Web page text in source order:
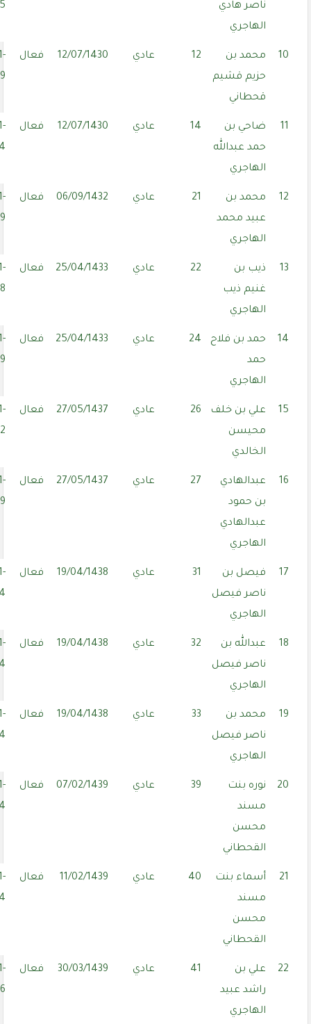
ناصر هادي
الهاجري
10
محمد بن
حزيم قشيم
قحطاني
12 عادي 12/07/1430 فعال
11
ضاحي بن
حمد عبدالله
الهاجري
14 عادي 12/07/1430 فعال
12
محمد بن
عبيد محمد
الهاجري
21 عادي 06/09/1432 فعال
13
ذيب بن
غنيم ذيب
الهاجري
22 عادي 25/04/1433 فعال
14
حمد بن فلاح
حمد
الهاجري
24 عادي 25/04/1433 فعال
15
علي بن خلف
محيسن
الخالدي
26 عادي 27/05/1437 فعال
16
عبدالهادي
بن حمود
عبدالهادي
الهاجري
27 عادي 27/05/1437 فعال
17
فيصل بن
ناصر فيصل
الهاجري
31 عادي 19/04/1438 فعال
18
عبدالله بن
ناصر فيصل
الهاجري
32 عادي 19/04/1438 فعال
19
محمد بن
ناصر فيصل
الهاجري
33 عادي 19/04/1438 فعال
20
نوره بنت
مسند
محسن
القحطاني
39 عادي 07/02/1439 فعال
21
أسماء بنت
مسند
محسن
القحطاني
40 عادي 11/02/1439 فعال
22
علي بن
راشد عبيد
الهاجري
41 عادي 30/03/1439 فعال